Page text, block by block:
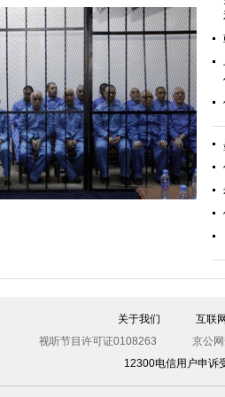
驱逐舰抵达黑海旨在威慑俄罗斯
比亚法庭开审卡扎菲政权高官
关于我们 互联
视听节目许可证0108263
京公
12300电信用户申诉